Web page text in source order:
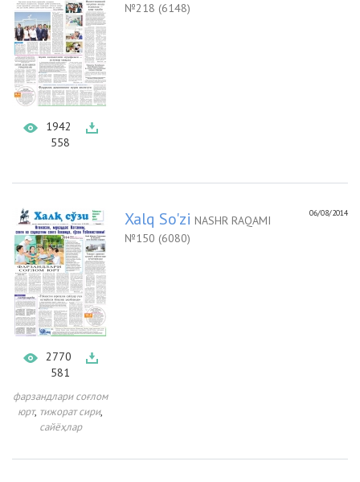
1942
558
№218 (6148)
2770
581
фарзандлари соғлом
юрт, тижорат сири,
сайёҳлар
06/08/2014
Xalq So'zi NASHR RAQAMI
№150 (6080)